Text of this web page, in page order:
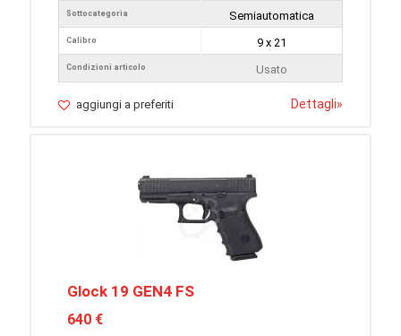
Sottocategoria
Calibro
Condizioni articolo
Semiautomatica
9 x 21
Usato
aggiungi a preferiti Dettagli»
Glock 19 GEN4 FS
640 €